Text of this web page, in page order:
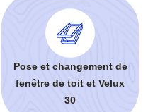
Pose et changement de
fenêtre de toit et Velux
30